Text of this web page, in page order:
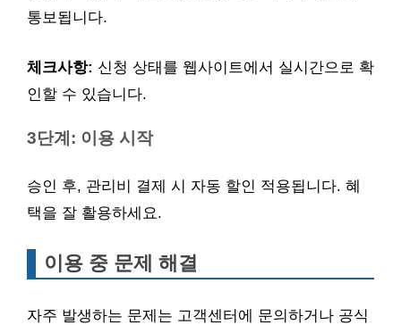
통보됩니다.
체크사항: 신청 상태를 웹사이트에서 실시간으로 확
인할 수 있습니다.
3단계: 이용 시작
승인 후, 관리비 결제 시 자동 할인 적용됩니다. 혜
택을 잘 활용하세요.
이용 중 문제 해결
자주 발생하는 문제는 고객센터에 문의하거나 공식